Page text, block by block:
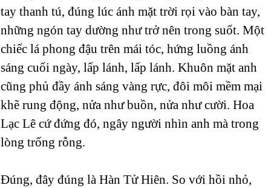
tay thanh tú, đúng lúc ánh mặt trời rọi vào bàn tay,
những ngón tay dường như trở nên trong suốt. Một
chiếc lá phong đậu trên mái tóc, hứng luồng ánh
sáng cuối ngày, lấp lánh, lấp lánh. Khuôn mặt anh
cũng phủ đầy ánh sáng vàng rực, đôi môi mềm mại
khẽ rung động, nửa như buồn, nửa như cười. Hoa
Lạc Lê cứ đứng đó, ngây người nhìn anh mà trong
lòng trống rỗng.
Đúng, đây đúng là Hàn Tử Hiên. So với hồi nhỏ,